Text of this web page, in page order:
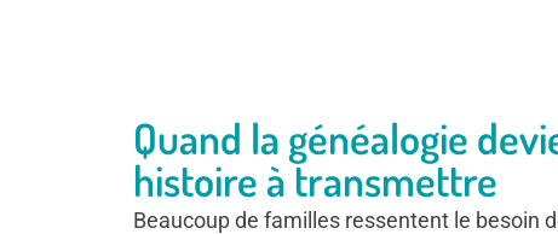
Quand la généalogie
histoire à transmettre
Beaucoup de familles ressentent le besoin